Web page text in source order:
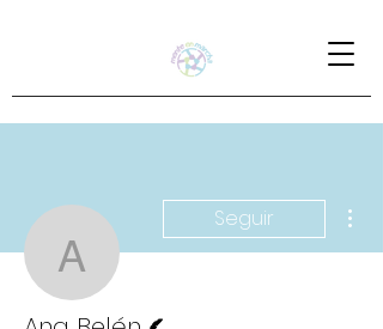
Ana Belén
Seguir